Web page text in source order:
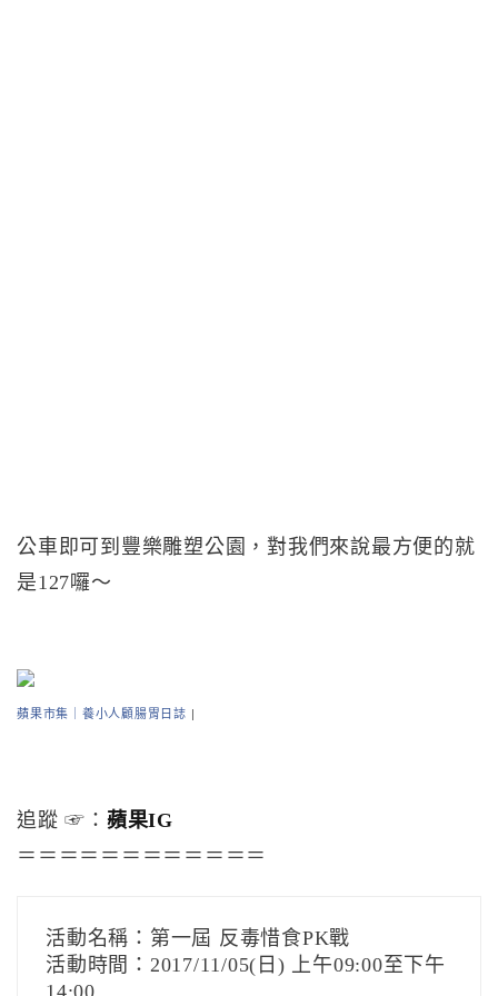
公車即可到豐樂雕塑公園，對我們來說最方便的就
是127囉～
蘋果市集｜養小人顧腸胃日誌 |
追蹤 ☞： 蘋果IG
＝＝＝＝＝＝＝＝＝＝＝＝
活動名稱：第一屆 反毒惜食PK戰
活動時間：2017/11/05(日) 上午09:00至下午
14:00